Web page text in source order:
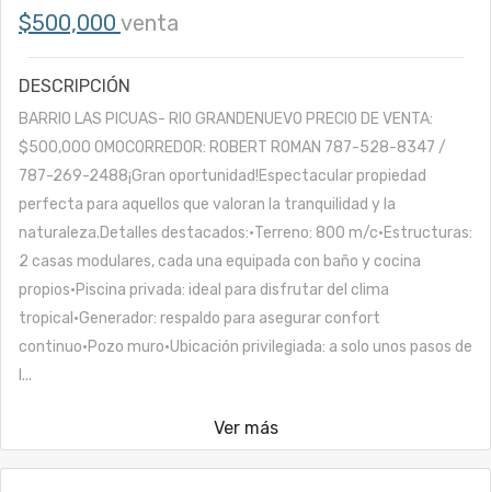
$500,000 venta
DESCRIPCIÓN
BARRIO LAS PICUAS- RIO GRANDENUEVO PRECIO DE VENTA:
$500,000 OMOCORREDOR: ROBERT ROMAN 787-528-8347 /
787-269-2488¡Gran oportunidad!Espectacular propiedad
perfecta para aquellos que valoran la tranquilidad y la
naturaleza.Detalles destacados:•Terreno: 800 m/c•Estructuras:
2 casas modulares, cada una equipada con baño y cocina
propios•Piscina privada: ideal para disfrutar del clima
tropical•Generador: respaldo para asegurar confort
continuo•Pozo muro•Ubicación privilegiada: a solo unos pasos de
l...
Ver más